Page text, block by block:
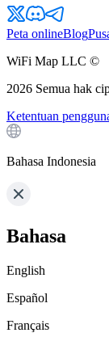
Peta onlineBlog
WiFi Map LLC ©
2026 Semua hak
Ketentuan
Bahasa Indonesia
Bahasa
English
Español
Français